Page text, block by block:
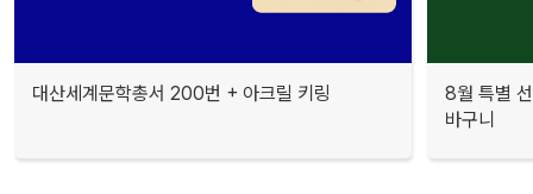
대산세계문학총서 200번 + 아크릴 키링
8월 특별
바구니